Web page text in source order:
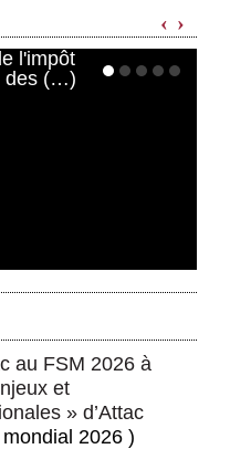
‹ ›
au FSM 2026 à
et
» d’Attac
2026 )